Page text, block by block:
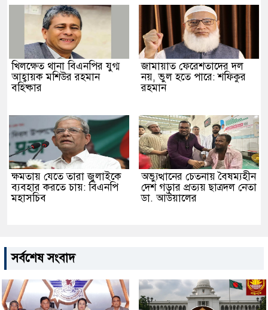
খিলক্ষেত থানা বিএনপির যুগ্ম
আহ্বায়ক মশিউর রহমান
বহিষ্কার
জামায়াত ফেরেশতাদের দল
নয়, ভুল হতে পারে: শফিকুর
রহমান
ক্ষমতায় যেতে তারা জুলাইকে
ব্যবহার করতে চায়: বিএনপি
মহাসচিব
অভ্যুত্থানের চেতনায় বৈষম্যহীন
দেশ গড়ার প্রত্যয় ছাত্রদল নেতা
ডা. আউয়ালের
সর্বশেষ সংবাদ